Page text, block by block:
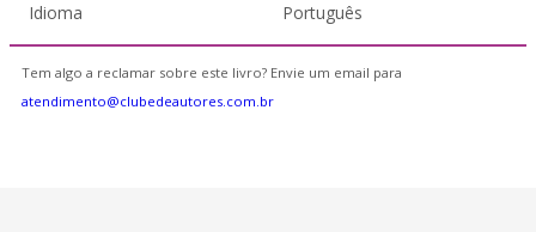
Idioma Português
Tem algo a reclamar sobre este livro? Envie um email para
atendimento@clubedeautores.com.br